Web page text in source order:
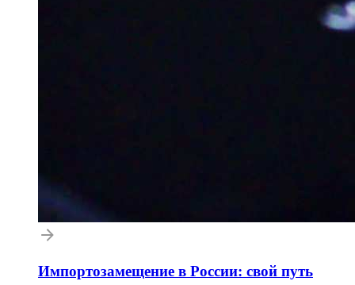
Импортозамещение в России: свой путь